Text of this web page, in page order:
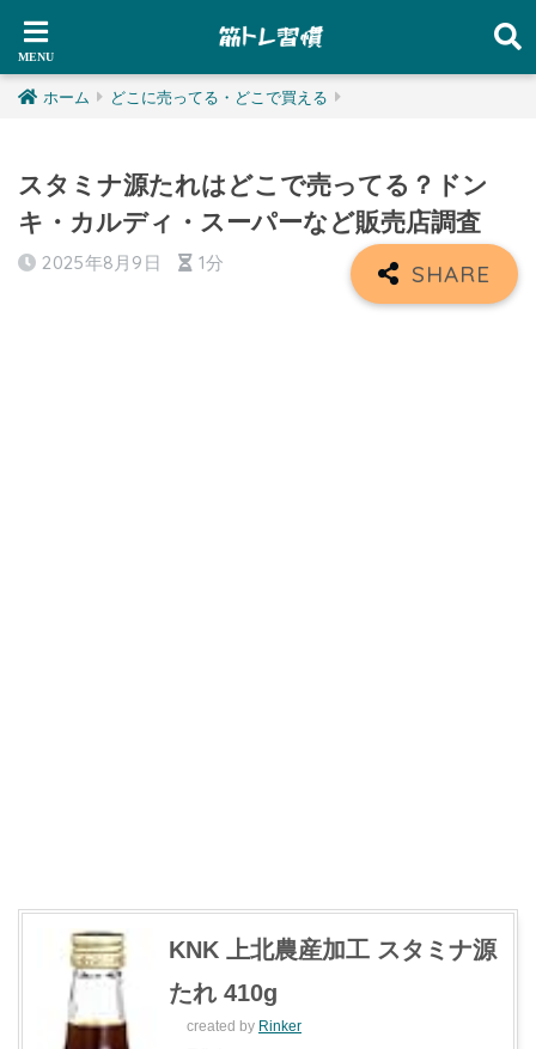
ホーム どこに売ってる・どこで買える
スタミナ源たれはどこで売ってる？ドン
キ・カルディ・スーパーなど販売店調査
2025年8月9日 1分
KNK 上北農産加工 スタミナ源
たれ 410g
created by Rinker